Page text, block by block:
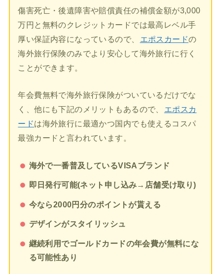
傷害死亡・後遺障害や賠償責任の補償金額が3,000
万円と無料のクレジットカードでは最高レベル手
厚い保証内容になっているので、
エポスカードの
海外旅行保険のみでより安心して海外旅行に行く
ことができます。
年会費無料で海外旅行保険がついているだけでな
く、他にも下記のメリットもあるので、
エポスカ
ードは海外旅行に最適かつ国内でも使えるコスパ
最強カードと言われています。
海外で一番普及しているVISAブランド
即日発行可能(ネット申し込み→店舗受け取り)
今なら2000円分のポイントが貰える
デザインがスタイリッシュ
継続利用でゴールドカードの年会費が無料にな
る可能性あり